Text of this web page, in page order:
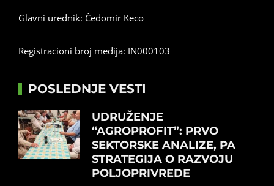
Glavni urednik: Čedomir Keco
Registracioni broj medija: IN000103
POSLEDNJE VESTI
UDRUŽENJE
“AGROPROFIT”: PRVO
SEKTORSKE ANALIZE, PA
STRATEGIJA O RAZVOJU
POLJOPRIVREDE